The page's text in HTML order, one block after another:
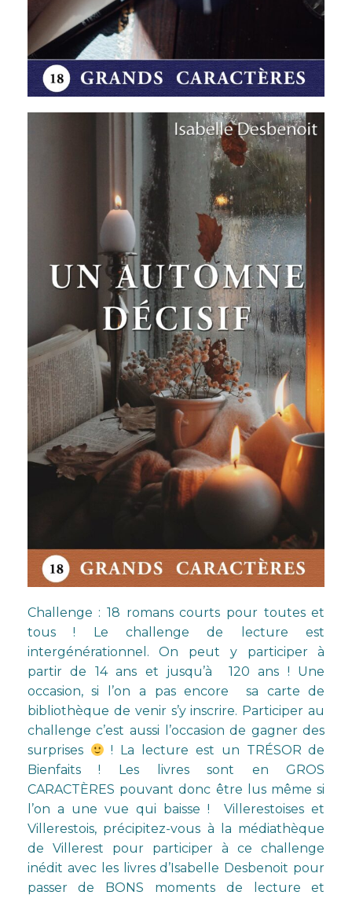
Challenge : 18 romans courts pour toutes et
tous ! Le challenge de lecture est
intergénérationnel. On peut y participer à
partir de 14 ans et jusqu’à 120 ans ! Une
occasion, si l’on a pas encore sa carte de
bibliothèque de venir s’y inscrire. Participer au
challenge c’est aussi l’occasion de gagner des
surprises
! La lecture est un TRÉSOR de
Bienfaits ! Les livres sont en GROS
CARACTÈRES pouvant donc être lus même si
l’on a une vue qui baisse ! Villerestoises et
Villerestois, précipitez-vous à la médiathèque
de Villerest pour participer à ce challenge
inédit avec les livres d’Isabelle Desbenoit pour
passer de BONS moments de lecture et